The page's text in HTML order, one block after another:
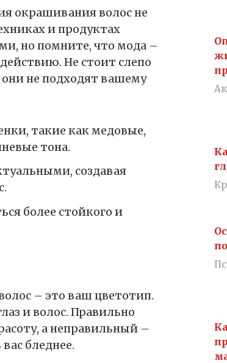
окрашивания волос не
и продуктах
но помните, что мода –
Не стоит слепо
не подходят вашему
такие как медовые,
тона.
создавая
более стойкого и
– это ваш цветотип.
и волос. Правильно
а неправильный –
бледнее.